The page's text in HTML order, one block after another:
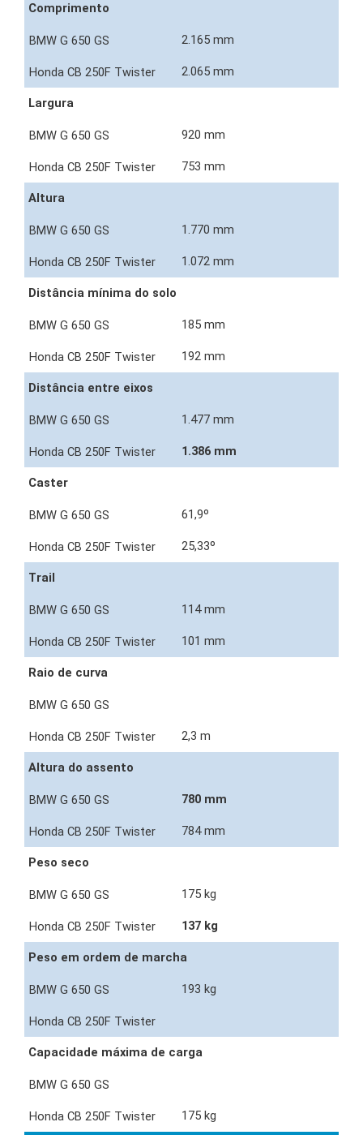
Comprimento
2.165 mm
2.065 mm
Largura
920 mm
753 mm
Altura
1.770 mm
1.072 mm
Distância mínima do solo
185 mm
192 mm
Distância entre eixos
1.477 mm
1.386 mm
Caster
61,9º
25,33º
Trail
114 mm
101 mm
Raio de curva
2,3 m
Altura do assento
780 mm
784 mm
Peso seco
175 kg
137 kg
Peso em ordem de marcha
193 kg
Capacidade máxima de carga
175 kg